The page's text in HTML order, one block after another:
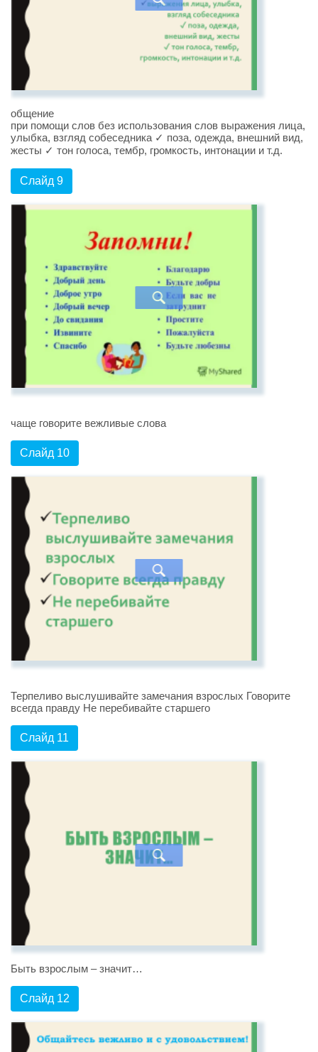
общение
при помощи слов без использования слов выражения лица,
улыбка, взгляд собеседника ✓ поза, одежда, внешний вид,
жесты ✓ тон голоса, тембр, громкость, интонации и т.д.
Слайд 9
чаще говорите вежливые слова
Слайд 10
Терпеливо выслушивайте замечания взрослых Говорите
всегда правду Не перебивайте старшего
Слайд 11
Быть взрослым – значит…
Слайд 12